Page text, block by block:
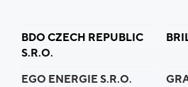
BDO CZECH REPUBLIC
S.R.O.
EGO ENERGIE S.R.O.